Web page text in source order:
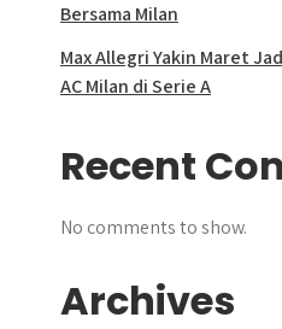
Bersama Milan
Max Allegri Yakin Maret
AC Milan di Serie A
Recent
No comments to show.
Archives